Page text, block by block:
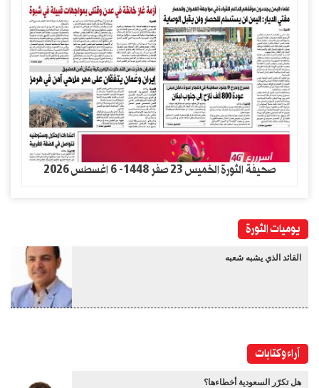
صحيفة الثورة الخميس 23 صفر 1448- 6 اغسطس 2026
يوميات الثورة
القائد الذي يشبه شعبه
آراء وكتابات
هل تكرّر السعودية أخطاءها؟